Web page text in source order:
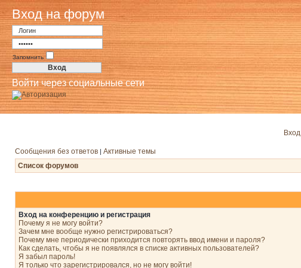
Вход на форум
Запомнить
Войти через социальные сети
Вход
Сообщения без ответов | Активные темы
Список форумов
Вход на конференцию и регистрация
Почему я не могу войти?
Зачем мне вообще нужно регистрироваться?
Почему мне периодически приходится повторять ввод имени и пароля?
Как сделать, чтобы я не появлялся в списке активных пользователей?
Я забыл пароль!
Я только что зарегистрировался, но не могу войти!